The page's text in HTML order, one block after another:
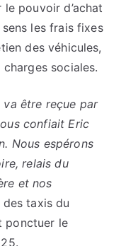
pouvoir d’achat
les frais fixes
des véhicules,
sociales.
être reçue par
confiait Eric
Nous espérons
relais du
et nos
des taxis du
ponctuer le